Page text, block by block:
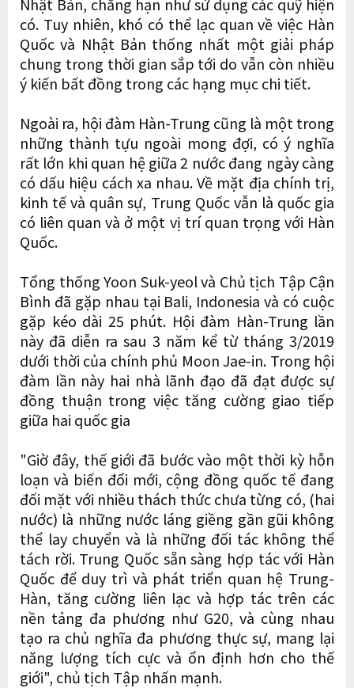
có. Tuy nhiên, khó có thể lạc quan về việc Hàn
Quốc và Nhật Bản thống nhất một giải pháp
chung trong thời gian sắp tới do vẫn còn nhiều
ý kiến bất đồng trong các hạng mục chi tiết.
Ngoài ra, hội đàm Hàn-Trung cũng là một trong
những thành tựu ngoài mong đợi, có ý nghĩa
rất lớn khi quan hệ giữa 2 nước đang ngày càng
có dấu hiệu cách xa nhau. Về mặt địa chính trị,
kinh tế và quân sự, Trung Quốc vẫn là quốc gia
có liên quan và ở một vị trí quan trọng với Hàn
Quốc.
Tổng thống Yoon Suk-yeol và Chủ tịch Tập Cận
Bình đã gặp nhau tại Bali, Indonesia và có cuộc
gặp kéo dài 25 phút. Hội đàm Hàn-Trung lần
này đã diễn ra sau 3 năm kể từ tháng 3/2019
dưới thời của chính phủ Moon Jae-in. Trong hội
đàm lần này hai nhà lãnh đạo đã đạt được sự
đồng thuận trong việc tăng cường giao tiếp
giữa hai quốc gia
"Giờ đây, thế giới đã bước vào một thời kỳ hỗn
loạn và biến đổi mới, cộng đồng quốc tế đang
đối mặt với nhiều thách thức chưa từng có, (hai
nước) là những nước láng giềng gần gũi không
thể lay chuyển và là những đối tác không thể
tách rời. Trung Quốc sẵn sàng hợp tác với Hàn
Quốc để duy trì và phát triển quan hệ Trung-
Hàn, tăng cường liên lạc và hợp tác trên các
nền tảng đa phương như G20, và cùng nhau
tạo ra chủ nghĩa đa phương thực sự, mang lại
năng lượng tích cực và ổn định hơn cho thế
giới", chủ tịch Tập nhấn mạnh.